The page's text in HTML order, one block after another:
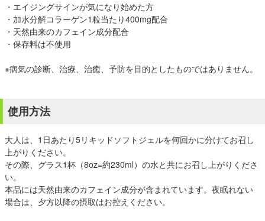
・エイジングサインが気になり始めた方
・加水分解コラーゲン1粒当たり400mg配合
・天然由来のカフェイン成分配合
・保存料は不使用
※病気の診断、治療、治癒、予防を目的としたものではありません。
使用方法
大人は、1日あたり5リキッドソフトジェルを何回かに分けてお召し
上がりください。
その際、グラス1杯（8oz=約230ml）の水と共にお召し上がりくださ
い。
本品には天然由来のカフェイン成分が含まれています。夜眠れない
場合は、夕方以降の摂取はお控えください。